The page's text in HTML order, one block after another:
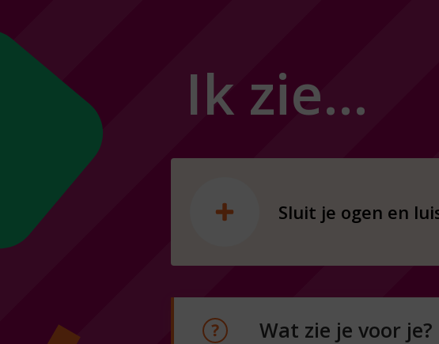
Ik zie…
Sluit je ogen en
Wat zie je voor je?